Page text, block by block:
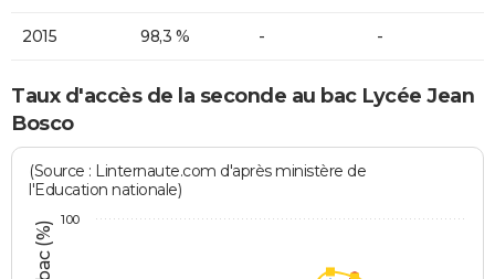
2015 98,3 % - -
Taux d'accès de la seconde au bac Lycée Jean
Bosco
(Source : Linternaute.com d'après ministère de
l'Education nationale)
100